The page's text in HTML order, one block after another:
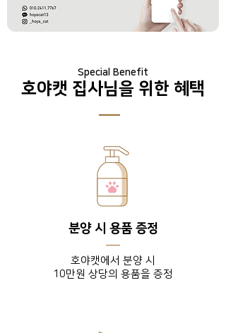
Special Benefit
호야캣 집사님을 위한 혜택
분양 시 용품 증정
호야캣에서 분양 시
10만원 상당의 용품을 증정